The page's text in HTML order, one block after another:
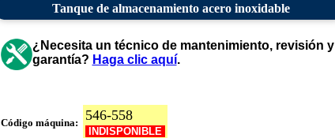
Tanque de almacenamiento acero inoxidable
¿Necesita un técnico de mantenimiento, revisión y
garantía? Haga clic aquí.
Código máquina: 546-558
INDISPONIBLE